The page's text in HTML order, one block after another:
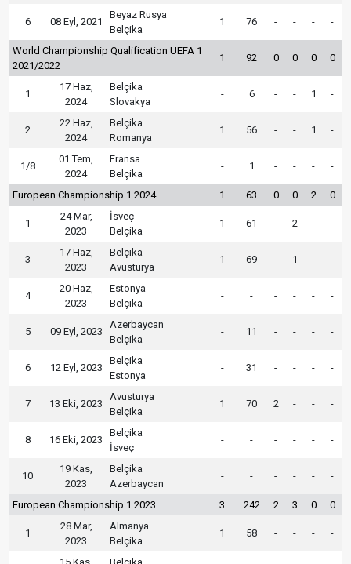
6 08 Eyl, 2021
Beyaz Rusya
Belçika
1 76 - - - -
World Championship Qualification UEFA 1
2021/2022
1 92 0 0 0 0
1
17 Haz,
2024
Belçika
Slovakya
- 6 - - 1 -
2
22 Haz,
2024
Belçika
Romanya
1 56 - - 1 -
1/8
01 Tem,
2024
Fransa
Belçika
- 1 - - - -
European Championship 1 2024 1 63 0 0 2 0
1
24 Mar,
2023
İsveç
Belçika
1 61 - 2 - -
3
17 Haz,
2023
Belçika
Avusturya
1 69 - 1 - -
4
20 Haz,
2023
Estonya
Belçika
- - - - - -
5 09 Eyl, 2023
Azerbaycan
Belçika
- 11 - - - -
6 12 Eyl, 2023
Belçika
Estonya
- 31 - - - -
7 13 Eki, 2023
Avusturya
Belçika
1 70 2 - - -
8 16 Eki, 2023
Belçika
İsveç
- - - - - -
10
19 Kas,
2023
Belçika
Azerbaycan
- - - - - -
European Championship 1 2023 3 242 2 3 0 0
1
28 Mar,
2023
Almanya
Belçika
1 58 - - - -